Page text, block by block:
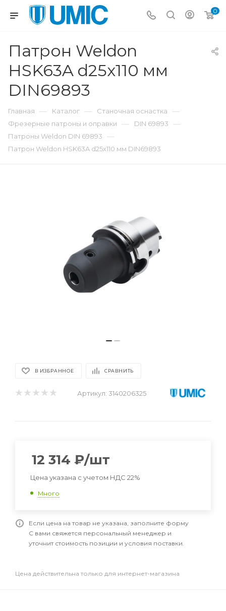
0
Патрон Weldon
HSK63A d25x110 мм
DIN69893
Главная — Каталог — Станочная оснастка —
Фрезерные патроны и оправки — DIN 69893 —
Патроны Weldon DIN 69893 —
Патрон Weldon HSK63A d25x110 мм DIN69893
В ИЗБРАННОЕ СРАВНИТЬ
Артикул: 3140206325
12 314 ₽/шт
Цена указана с учетом НДС 22%
Много
Если цена на товар не указана, заполните форму
С вами свяжется персональный менеджер и
уточнит стоимость позиции и условия поставки.
Цена действительна только для интернет-магазина